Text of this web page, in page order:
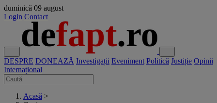
duminică 09 august
Login Contact
DESPRE DONEAZĂ Investigații Eveniment Politică Justiție Opinii
Internațional
Acasă >